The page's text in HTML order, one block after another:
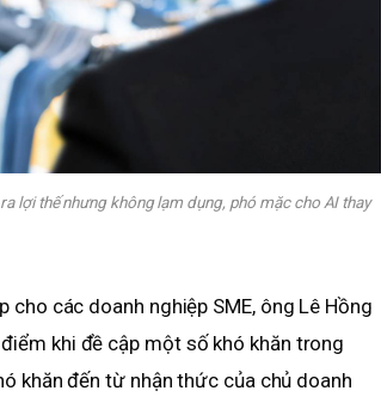
lợi thế nhưng không lạm dụng, phó mặc cho AI thay
các doanh nghiệp SME, ông Lê Hồng
khi đề cập một số khó khăn trong
khăn đến từ nhận thức của chủ doanh